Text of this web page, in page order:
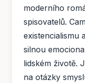
moderního
spisovatelů.
existencialismu
silnou
lidském životě.
na otázky